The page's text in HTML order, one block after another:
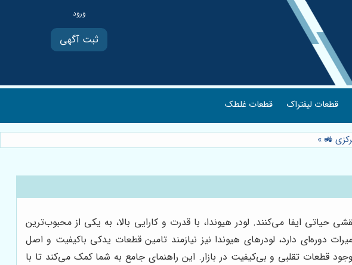
ثبت آگهی
قطعات لیفتراک قطعات غلطک
🚜
»
ایفا می‌کنند. لودر هیوندا، با قدرت و کارایی بالا، به یکی از محبوب‌ترین
دوره‌ای دارد، لودرهای هیوندا نیز نیازمند تامین قطعات یدکی باکیفیت و اصل
قطعات تقلبی و بی‌کیفیت در بازار. این راهنمای جامع به شما کمک می‌کند تا با